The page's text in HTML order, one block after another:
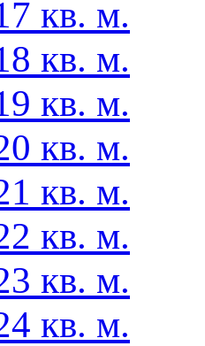
кв. м.
кв. м.
кв. м.
кв. м.
кв. м.
кв. м.
кв. м.
кв. м.